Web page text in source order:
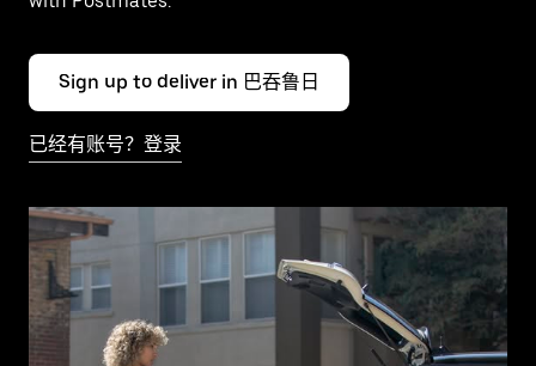
Sign up to deliver in 巴吞鲁日
已经有账号？登录